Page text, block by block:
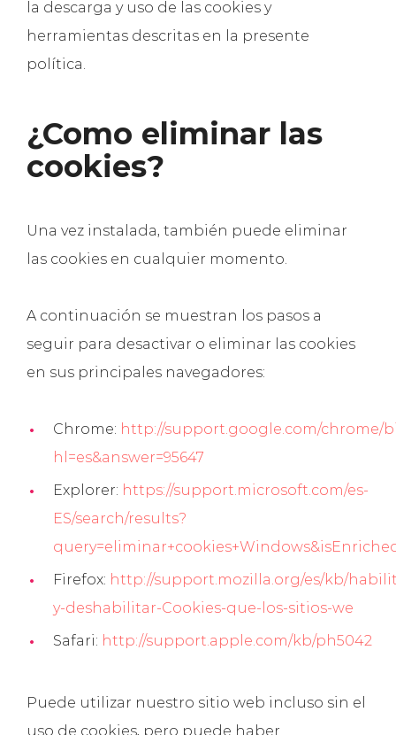
la descarga y uso de las cookies y
herramientas descritas en la presente
política.
¿Como eliminar las
cookies?
Una vez instalada, también puede eliminar
las cookies en cualquier momento.
A continuación se muestran los pasos a
seguir para desactivar o eliminar las cookies
en sus principales navegadores:
Chrome: http://support.google.com/chrome/
hl=es&answer=95647
Explorer: https://support.microsoft.com/es-
ES/search/results?
Firefox: http://support.mozilla.org/es/kb/
y-deshabilitar-Cookies-que-los-sitios-we
Safari: http://support.apple.com/kb/ph5042
Puede utilizar nuestro sitio web incluso sin el
uso de cookies, pero puede haber